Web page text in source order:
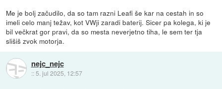
Me je bolj začudilo, da so tam razni Leafi še kar na cestah in so
imeli celo manj težav, kot VWji zaradi baterij. Sicer pa kolega, ki je
bil večkrat gor pravi, da so mesta neverjetno tiha, le sem ter tja
slišiš zvok motorja.
nejc_nejc
:: 5. jul 2025, 12:57